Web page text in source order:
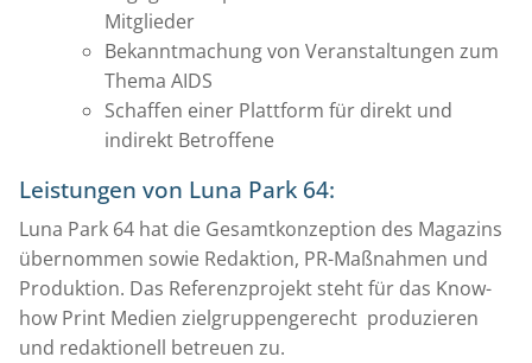
Mitglieder
Bekanntmachung von Veranstaltungen zum
Thema AIDS
Schaffen einer Plattform für direkt und
indirekt Betroffene
Leistungen von Luna Park 64:
Luna Park 64 hat die Gesamtkonzeption des Magazins
übernommen sowie Redaktion, PR-Maßnahmen und
Produktion. Das Referenzprojekt steht für das Know-
how Print Medien zielgruppengerecht produzieren
und redaktionell betreuen zu.